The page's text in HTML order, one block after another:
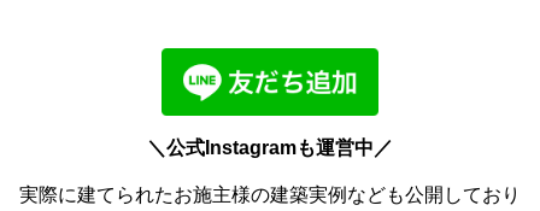
＼公式Instagramも運営中／
実際に建てられたお施主様の建築実例なども公開しており